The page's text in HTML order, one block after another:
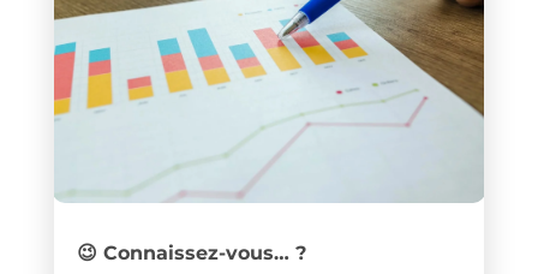
😉 Connaissez-vous… ?